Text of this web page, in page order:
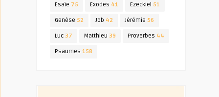
Esaïe 75 Exodes 41 Ezeckiel 51
Genèse 52 Job 42 Jérémie 56
Luc 37 Matthieu 39 Proverbes 44
Psaumes 158